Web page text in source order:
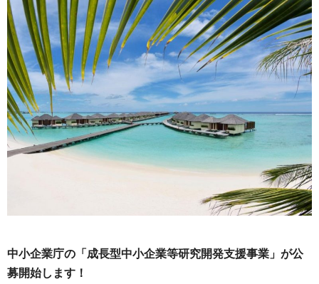
中小企業庁の「成長型中小企業等研究開発支援事業」が公
募開始します！